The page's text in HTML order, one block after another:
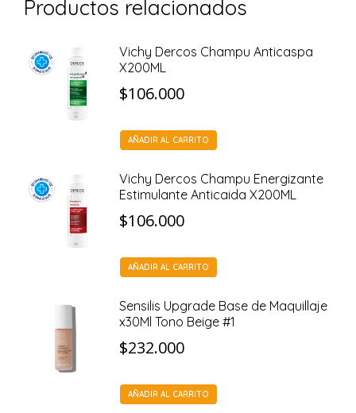
Productos relacionados
Vichy Dercos Champu Anticaspa
X200ML
$106.000
AÑADIR AL CARRITO
Vichy Dercos Champu Energizante
Estimulante Anticaida X200ML
$106.000
AÑADIR AL CARRITO
Sensilis Upgrade Base de Maquillaje
x30Ml Tono Beige #1
$232.000
AÑADIR AL CARRITO